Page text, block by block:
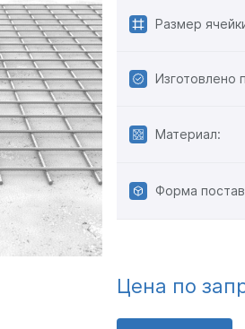
Размер
Изготовлено
Материал:
Форма
Цена по